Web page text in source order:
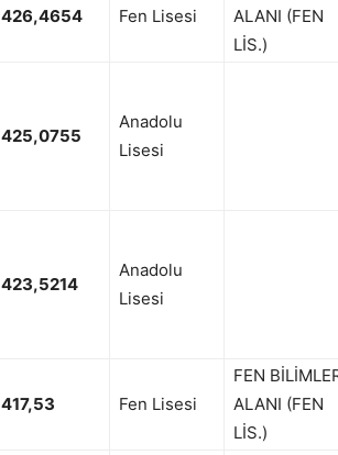
426,4654 Fen Lisesi
ALANI (FEN
LİS.)
425,0755
Anadolu
Lisesi
423,5214
Anadolu
Lisesi
417,53 Fen Lisesi
FEN
ALANI (FEN
LİS.)